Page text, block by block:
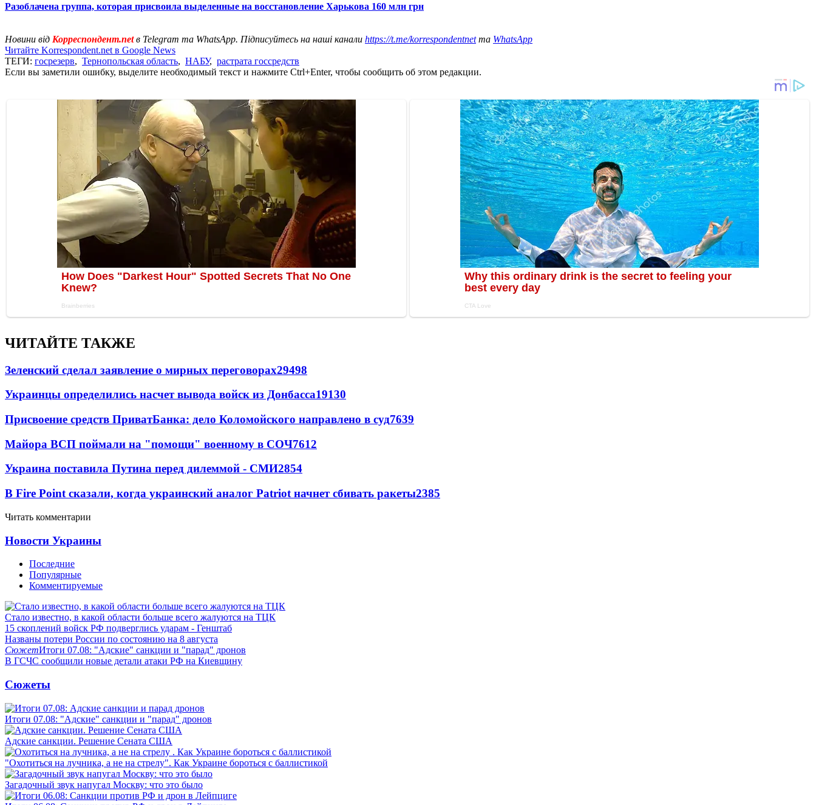
Разоблачена группа, которая присвоила выделенные на восстановление Харькова 160 млн грн
Новини від Корреспондент.netв Telegram та WhatsApp. Підписуйтесь на наші канали https://t.me/korrespondentnetта WhatsApp
Читайте Korrespondent.net в Google News
ТЕГИ: госрезерв, Тернопольская область, НАБУ, растрата госсредств
Если вы заметили ошибку, выделите необходимый текст и нажмите Ctrl+Enter, чтобы сообщить об этом редакции.
ЧИТАЙТЕ ТАКЖЕ
Зеленский сделал заявление о мирных переговорах29498
Украинцы определились насчет вывода войск из Донбасса19130
Присвоение средств ПриватБанка: дело Коломойского направлено в суд7639
Майора ВСП поймали на "помощи" военному в СОЧ7612
Украина поставила Путина перед дилеммой - СМИ2854
В Fire Point сказали, когда украинский аналог Patriot начнет сбивать ракеты2385
Читать комментарии
Новости Украины
Последние
Популярные
Комментируемые
Стало известно, в какой области больше всего жалуются на ТЦК
15 скоплений войск РФ подверглись ударам - Генштаб
Названы потери России по состоянию на 8 августа
СюжетИтоги 07.08: "Адские" санкции и "парад" дронов
В ГСЧС сообщили новые детали атаки РФ на Киевщину
Сюжеты
Итоги 07.08: "Адские" санкции и "парад" дронов
Адские санкции. Решение Сената США
"Охотиться на лучника, а не на стрелу". Как Украине бороться с баллистикой
Загадочный звук напугал Москву: что это было